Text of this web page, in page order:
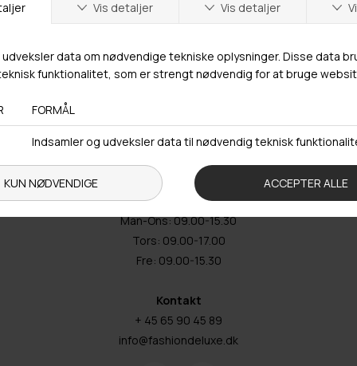
Butikker
Webshop lager
Hestehaven 21 K
Åbningstider
Man-Ons: 09.00-15.30
Tors: 09.00-17.00
Fre: 09.00-15.30
Kontakt
+ 45 65 90 45 89
info@fashiondeluxe.dk